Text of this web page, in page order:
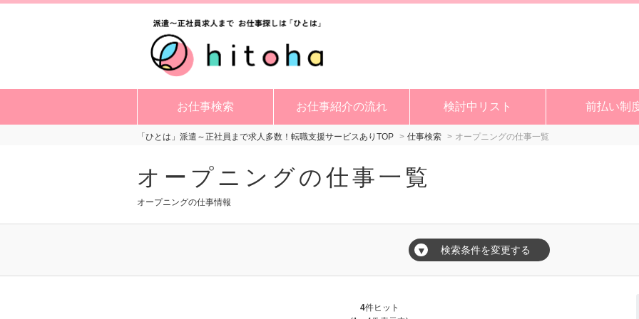
お仕事検索 お仕事紹介の流れ 検討中リスト 前払い制
「ひとは」派遣～正社員まで求人多数！転職支援サービスありTOP 仕事検索 オープニングの仕事一覧
オープニングの仕事一覧
オープニングの仕事情報
▼ 検索条件を変更する
4件ヒット